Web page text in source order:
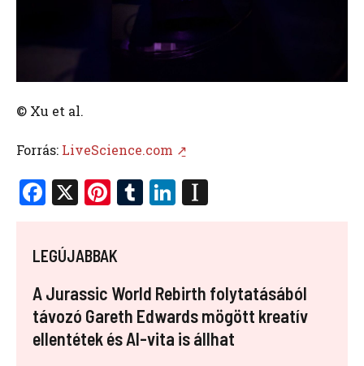
© Xu et al.
Forrás: LiveScience.com ↗̱
F
ce
b
o
o
k
X Pi
er
es
t
T
r
Li
dI
n
a
p
er
LEGÚJABBAK
A Jurassic World Rebirth folytatásából
távozó Gareth Edwards mögött kreatív
ellentétek és AI-vita is állhat